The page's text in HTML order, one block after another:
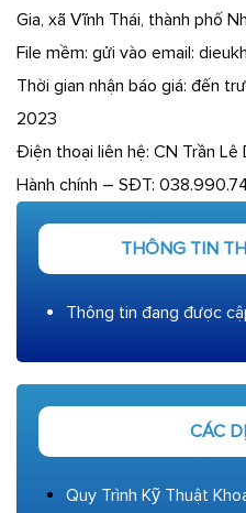
Gia, xã Vĩnh Thái, thành phố
File mềm: gửi vào email:
Thời gian nhận báo giá: đến
2023
Điện thoại liên hệ: CN Trần Lê
Hành chính – SĐT:
THÔNG TIN
Thông tin đang được
CÁC
Quy Trình Kỹ Thuật